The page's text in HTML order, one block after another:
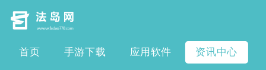
首页 手游下载 应用软件 资讯中心